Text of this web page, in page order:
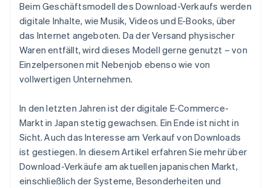
Beim Geschäftsmodell des Download-Verkaufs werden
digitale Inhalte, wie Musik, Videos und E-Books, über
das Internet angeboten. Da der Versand physischer
Waren entfällt, wird dieses Modell gerne genutzt – von
Einzelpersonen mit Nebenjob ebenso wie von
vollwertigen Unternehmen.
In den letzten Jahren ist der digitale E-Commerce-
Markt in Japan stetig gewachsen. Ein Ende ist nicht in
Sicht. Auch das Interesse am Verkauf von Downloads
ist gestiegen. In diesem Artikel erfahren Sie mehr über
Download-Verkäufe am aktuellen japanischen Markt,
einschließlich der Systeme, Besonderheiten und